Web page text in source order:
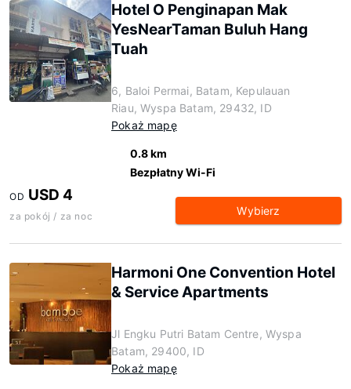
Hotel O Penginapan Mak
YesNearTaman Buluh Hang
Tuah
6, Baloi Permai, Batam, Kepulauan
Riau, Wyspa Batam, 29432, ID
Pokaż mapę
0.8 km
Bezpłatny Wi-Fi
OD USD 4
za pokój / za noc Wybierz
Harmoni One Convention Hotel
& Service Apartments
Jl Engku Putri Batam Centre, Wyspa
Batam, 29400, ID
Pokaż mapę